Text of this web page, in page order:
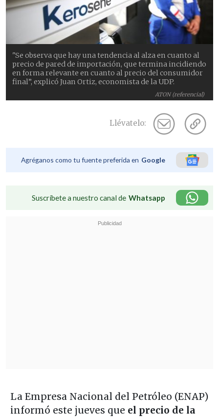
ATON (referencial)
"Se observa que hay una tendencia al alza en cuanto al
precio de pared de importación, que termina incidiendo
en forma relevante en cuanto al precio del consumidor
final”, explicó Juan Ortiz, economista de la UDP.
Llévatelo:
Agréganos como tu fuente preferida en Google
Suscríbete a nuestro canal de Whatsapp
La Empresa Nacional del Petróleo (ENAP)
informó este jueves que el precio de la